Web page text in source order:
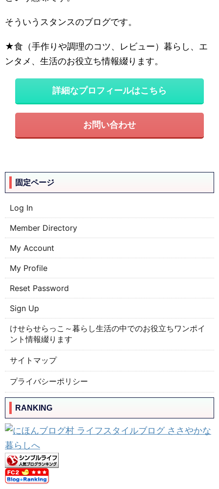
そういうスタンスのブログです。
★食（手作りや調理のコツ、レビュー）暮らし、エ
ンタメ、生活のお役立ち情報綴ります。
詳細なプロフィールはこちら
お問い合わせ
固定ページ
Log In
Member Directory
My Account
My Profile
Reset Password
Sign Up
けせらせらっこ～暮らし生活の中でのお役立ちワンポイ
ント情報綴ります
サイトマップ
プライバシーポリシー
RANKING